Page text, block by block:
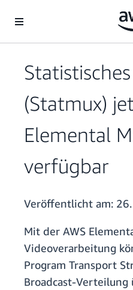
Überspringen zum Hauptinhalt
(Statmux)
Elemental
verfügbar
Veröffentlicht am:
Mit der AWS
Videoverarbeitung
Program Transport
Broadcast-